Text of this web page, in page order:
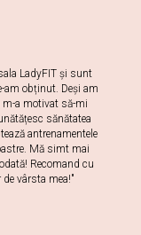
LadyFIT și sunt
am obținut. Deși am
m-a motivat să-mi
sănătatea
antrenamentele
Mă simt mai
Recomand cu
vârsta mea!"